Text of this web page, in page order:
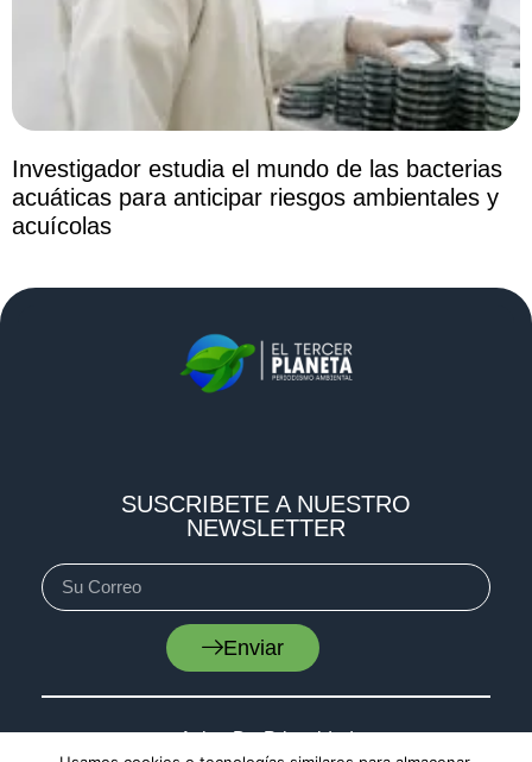
Investigador estudia el mundo de las bacterias
acuáticas para anticipar riesgos ambientales y
acuícolas
SUSCRIBETE A NUESTRO
NEWSLETTER
Enviar
Aviso De Privacidad